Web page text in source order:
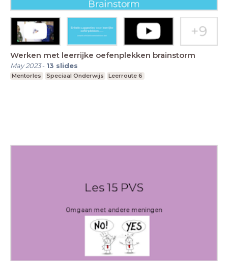
Werken met leerrijke oefenplekken brainstorm
May 2023- 13 slides
Mentorles Speciaal Onderwijs Leerroute 6